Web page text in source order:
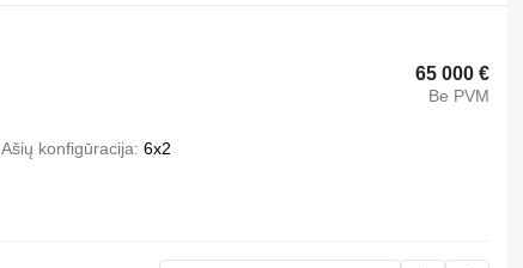
65 000 €
Be PVM
Ašių konfigūracija 6x2